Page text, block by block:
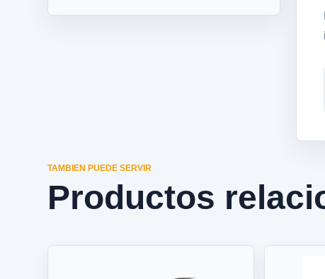
TAMBIEN PUEDE SERVIR
Productos